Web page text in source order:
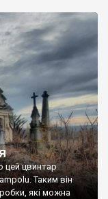
цей цвинтар
Таким він
які можна